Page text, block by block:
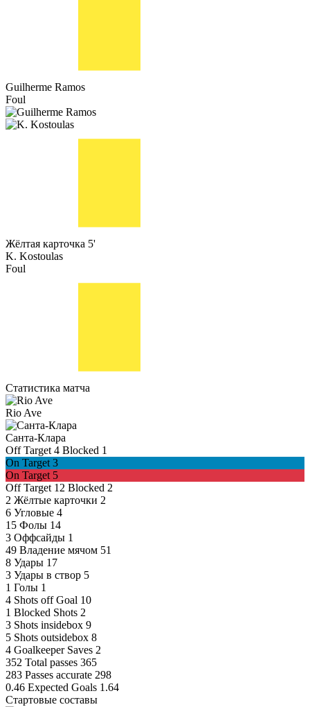
Guilherme Ramos
Foul
Жёлтая карточка 5'
K. Kostoulas
Foul
Статистика матча
Rio Ave
Санта-Клара
Off Target 4 Blocked 1
On Target 3
On Target 5
Off Target 12 Blocked 2
2 Жёлтые карточки 2
6 Угловые 4
15 Фолы 14
3 Оффсайды 1
49 Владение мячом 51
8 Удары 17
3 Удары в створ 5
1 Голы 1
4 Shots off Goal 10
1 Blocked Shots 2
3 Shots insidebox 9
5 Shots outsidebox 8
4 Goalkeeper Saves 2
352 Total passes 365
283 Passes accurate 298
0.46 Expected Goals 1.64
Стартовые составы